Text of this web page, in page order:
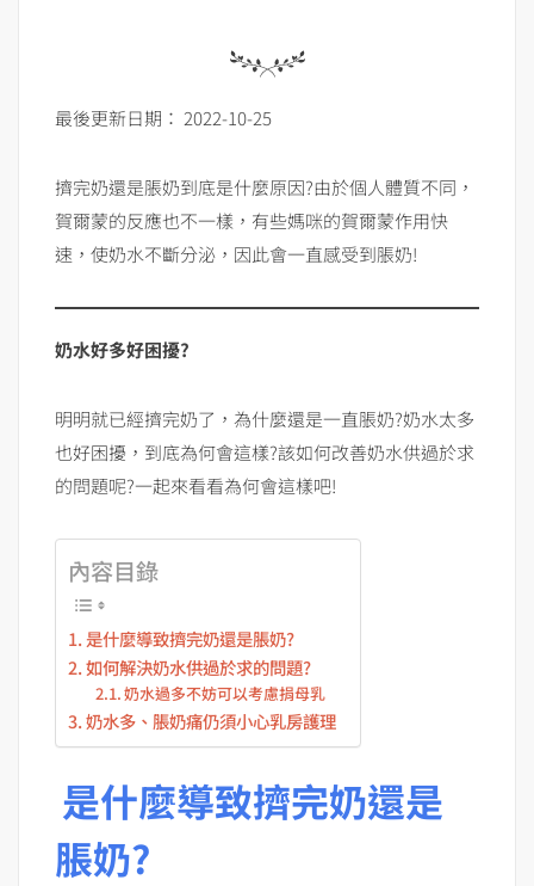
最後更新日期： 2022-10-25
擠完奶還是脹奶到底是什麼原因?由於個人體質不同，
賀爾蒙的反應也不一樣，有些媽咪的賀爾蒙作用快
速，使奶水不斷分泌，因此會一直感受到脹奶!
奶水好多好困擾?
明明就已經擠完奶了，為什麼還是一直脹奶?奶水太多
也好困擾，到底為何會這樣?該如何改善奶水供過於求
的問題呢?一起來看看為何會這樣吧!
內容目錄
是什麼導致擠完奶還是脹奶?
如何解決奶水供過於求的問題?
奶水過多不妨可以考慮捐母乳
奶水多、脹奶痛仍須小心乳房護理
是什麼導致擠完奶還是
脹奶?